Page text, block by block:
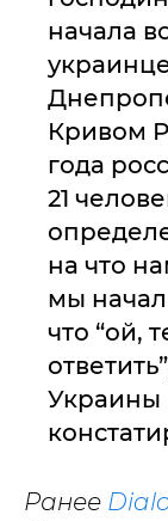
начала
Кривом
года
21
на что
мы
что “ой,
Украины
Ранее